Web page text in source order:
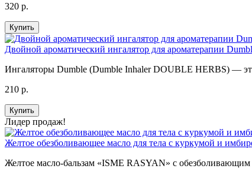
320 р.
Купить
Двойной ароматический ингалятор для ароматерапии
Ингаляторы Dumble (Dumble Inhaler DOUBLE HERBS) —
210 р.
Купить
Лидер продаж!
Желтое обезболивающее масло для тела с куркумой и
Желтое масло-бальзам «ISME RASYAN» с